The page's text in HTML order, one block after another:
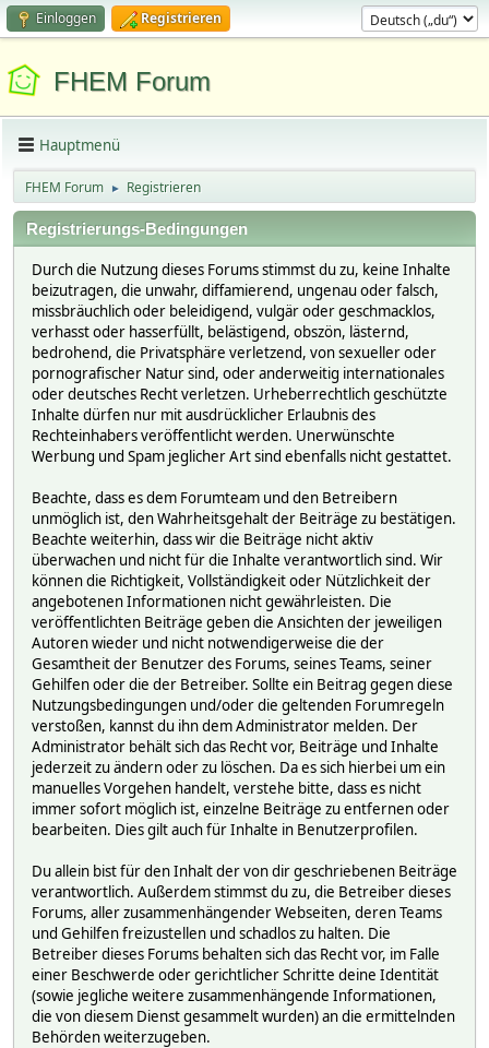
Einloggen Registrieren
FHEM Forum
Hauptmenü
FHEM Forum ► Registrieren
Registrierungs-Bedingungen
Durch die Nutzung dieses Forums stimmst du zu, keine Inhalte
beizutragen, die unwahr, diffamierend, ungenau oder falsch,
missbräuchlich oder beleidigend, vulgär oder geschmacklos,
verhasst oder hasserfüllt, belästigend, obszön, lästernd,
bedrohend, die Privatsphäre verletzend, von sexueller oder
pornografischer Natur sind, oder anderweitig internationales
oder deutsches Recht verletzen. Urheberrechtlich geschützte
Inhalte dürfen nur mit ausdrücklicher Erlaubnis des
Rechteinhabers veröffentlicht werden. Unerwünschte
Werbung und Spam jeglicher Art sind ebenfalls nicht gestattet.
Beachte, dass es dem Forumteam und den Betreibern
unmöglich ist, den Wahrheitsgehalt der Beiträge zu bestätigen.
Beachte weiterhin, dass wir die Beiträge nicht aktiv
überwachen und nicht für die Inhalte verantwortlich sind. Wir
können die Richtigkeit, Vollständigkeit oder Nützlichkeit der
angebotenen Informationen nicht gewährleisten. Die
veröffentlichten Beiträge geben die Ansichten der jeweiligen
Autoren wieder und nicht notwendigerweise die der
Gesamtheit der Benutzer des Forums, seines Teams, seiner
Gehilfen oder die der Betreiber. Sollte ein Beitrag gegen diese
Nutzungsbedingungen und/oder die geltenden Forumregeln
verstoßen, kannst du ihn dem Administrator melden. Der
Administrator behält sich das Recht vor, Beiträge und Inhalte
jederzeit zu ändern oder zu löschen. Da es sich hierbei um ein
manuelles Vorgehen handelt, verstehe bitte, dass es nicht
immer sofort möglich ist, einzelne Beiträge zu entfernen oder
bearbeiten. Dies gilt auch für Inhalte in Benutzerprofilen.
Du allein bist für den Inhalt der von dir geschriebenen Beiträge
verantwortlich. Außerdem stimmst du zu, die Betreiber dieses
Forums, aller zusammenhängender Webseiten, deren Teams
und Gehilfen freizustellen und schadlos zu halten. Die
Betreiber dieses Forums behalten sich das Recht vor, im Falle
einer Beschwerde oder gerichtlicher Schritte deine Identität
(sowie jegliche weitere zusammenhängende Informationen,
die von diesem Dienst gesammelt wurden) an die ermittelnden
Behörden weiterzugeben.